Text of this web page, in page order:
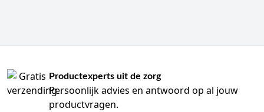
Productexperts uit de zorg
Persoonlijk advies en antwoord op al jouw
productvragen.